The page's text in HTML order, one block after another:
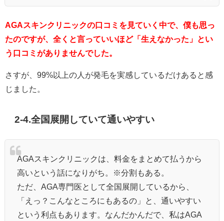
AGAスキンクリニックの口コミを見ていく中で、僕も思っ
たのですが、全くと言っていいほど「生えなかった」とい
う口コミがありませんでした。
さすが、99%以上の人が発毛を実感しているだけあると感
じました。
2-4.全国展開していて通いやすい
AGAスキンクリニックは、料金をまとめて払うから
高いという話になりがち。※分割もある。
ただ、AGA専門医として全国展開しているから、
「えっ？こんなところにもあるの」と、通いやすい
という利点もあります。なんだかんだで、私はAGA